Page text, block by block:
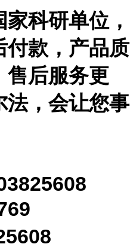
科研单位，
付款，产品质
售后服务更
法，会让您事